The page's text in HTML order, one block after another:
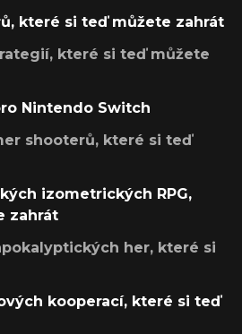
které si teď můžete zahrát
které si teď můžete
Nintendo Switch
shooterů, které si teď
izometrických RPG,
zahrát
her, které si
kooperací, které si teď